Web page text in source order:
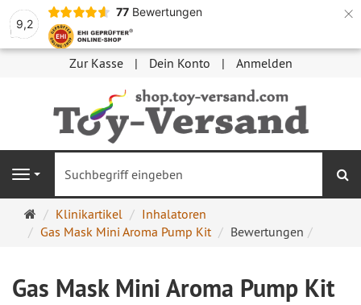
9,2
77 Bewertungen ×
Zur Kasse Dein Konto Anmelden
Navigation
Startseite
Klinikartikel
Inhalatoren
Gas Mask Mini Aroma Pump Kit
Bewertungen
Gas Mask Mini Aroma Pump Kit